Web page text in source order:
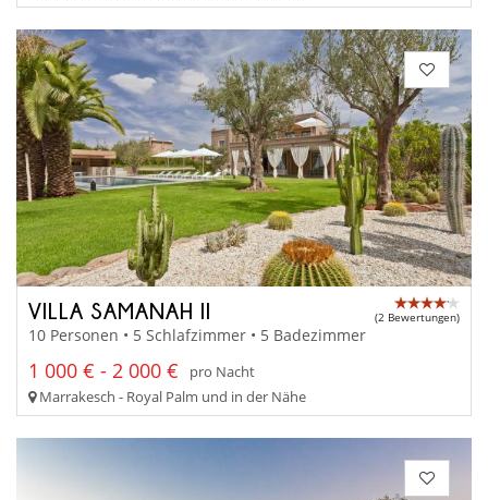
VILLA SAMANAH II (2 Bewertungen)
10 Personen • 5 Schlafzimmer • 5 Badezimmer
1 000 € - 2 000 €
pro Nacht
Marrakesch - Royal Palm und in der Nähe